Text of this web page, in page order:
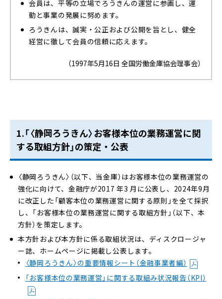
会員は、平等の立場でろうきんの運営に参画し、運
動と事業の発展に努めます。
ろうきんは、誠実・公正および公開を旨とし、健全
経営に徹して会員の信頼に応えます。
（1997年5月16日 全国労働金庫協会理事会）
1.「〈静岡ろうきん〉お客様本位の業務運営に関
する取組方針」の策定・公表
〈静岡ろうきん〉（以下、当金庫）はお客様本位の業務運営の
強化に向けて、金融庁が2017 年3 月に公表し、2024年9月
に改正した「顧客本位の業務運営に関する原則」を全て採択
し、「お客様本位の業務運営に関する取組方針」（以下、本
方針）を策定します。
本方針および本方針に係る取組状況は、ディスクロージャ
ー誌、ホームページに掲載し公表します。
〈静岡ろうきん〉の重要情報シート（金融事業者編）
「お客様本位の業務運営」に関する取組み状況報告（KPI）